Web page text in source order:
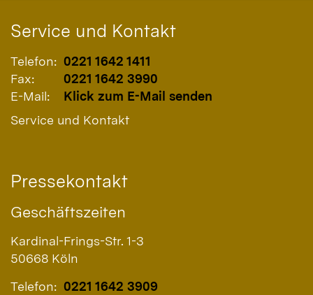
Service und Kontakt
Telefon: 0221 1642 1411
Fax:
0221 1642 3990
E-Mail:
Klick zum E-Mail senden
Service und Kontakt
Pressekontakt
Geschäftszeiten
Kardinal-Frings-Str. 1-3
50668 Köln
Telefon: 0221 1642 3909